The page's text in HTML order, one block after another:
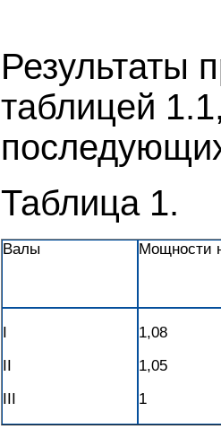
Результаты
таблицей
Таблица 1.
Валы Мощности
I
II
III
1,08
1,05
1